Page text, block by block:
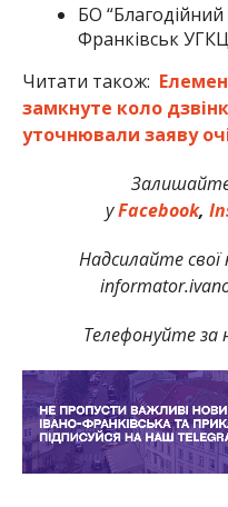
БО
Франківськ
Читати також:
замкнуте коло
уточнювали заяву
уFacebook,
Надсилайте
Телефонуйте за